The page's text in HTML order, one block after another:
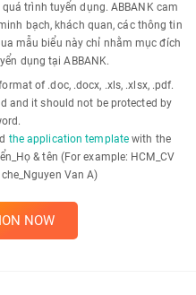
trình tuyển dụng. ABBANK cam
bạch, khách quan, các thông tin
mẫu biểu này chỉ nhằm mục đích
dụng tại ABBANK.
of .doc, .docx, .xls, .xlsx, .pdf.
and it should not be protected by
the application template with the
& tên (For example: HCM_CV
che_Nguyen Van A)
NOW